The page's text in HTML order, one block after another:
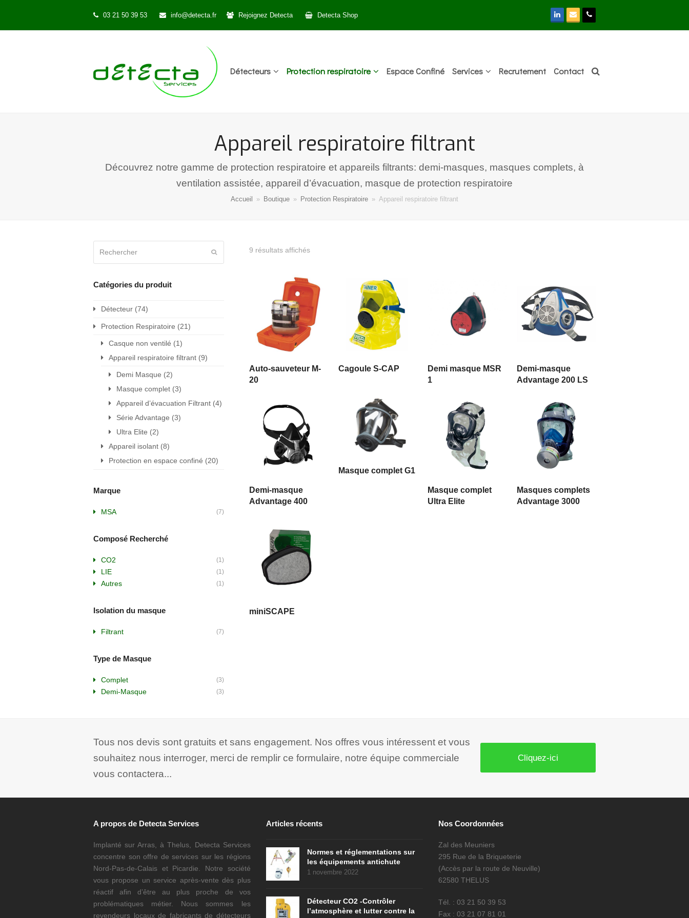
03 21 50 39 53 info@detecta.fr Rejoignez Detecta Detecta Shop LinkedIn
EmailPhone
Détecteurs Protection respiratoire Espace Confiné Services Recrutement Contact
Appareil respiratoire filtrant
Découvrez notre gamme de protection respiratoire et appareils filtrants: demi-masques, masques complets, à
ventilation assistée, appareil d’évacuation, masque de protection respiratoire
Accueil » Boutique » Protection Respiratoire » Appareil respiratoire filtrant
9 résultats affichés
LIRE LA SUITE
Auto-sauveteur M-
20
LIRE LA SUITE
Cagoule S-CAP LIRE LA SUITE
Demi masque MSR
1
LIRE LA SUITE
Demi-masque
Advantage 200 LS
LIRE LA SUITE
Demi-masque
Advantage 400
LIRE LA SUITE
Masque complet G1
LIRE LA SUITE
Masque complet
Ultra Elite
LIRE LA SUITE
Masques complets
Advantage 3000
LIRE LA SUITE
miniSCAPE
Envoyer
Catégories du produit
Détecteur (74)
Protection Respiratoire (21)
Casque non ventilé (1)
Appareil respiratoire filtrant (9)
Demi Masque (2)
Masque complet (3)
Appareil d’évacuation Filtrant (4)
Série Advantage (3)
Ultra Elite (2)
Appareil isolant (8)
Protection en espace confiné (20)
Marque
MSA (7)
Composé Recherché
CO2 (1)
LIE (1)
Autres (1)
Isolation du masque
Filtrant (7)
Type de Masque
Complet (3)
Demi-Masque (3)
Tous nos devis sont gratuits et sans engagement. Nos offres vous intéressent et vous
souhaitez nous interroger, merci de remplir ce formulaire, notre équipe commerciale
vous contactera...
Cliquez-ici
A propos de Detecta Services
Implanté sur Arras, à Thelus, Detecta Services
concentre son offre de services sur les régions
Nord-Pas-de-Calais et Picardie. Notre société
vous propose un service après-vente dès plus
réactif afin d’être au plus proche de vos
problématiques métier. Nous sommes les
revendeurs locaux de fabricants de détecteurs
Articles récents
Normes et réglementations sur
les équipements antichute
1 novembre 2022
Détecteur CO2 -Contrôler
l’atmosphère et lutter contre la
Nos Coordonnées
Zal des Meuniers
295 Rue de la Briqueterie
(Accès par la route de Neuville)
62580 THELUS
Tél. : 03 21 50 39 53
Fax : 03 21 07 81 01